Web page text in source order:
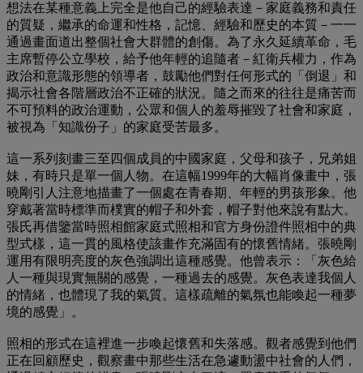
想法在某種意義上完全是他自己的經驗表達－家庭義務和責任
的質疑，繼承的命運和性格，記憶、經驗和歷史的本質－一一
通過畫面道出整個社會大群體的創傷。為了永久延續革命，毛
主席暫停公立學校，給予他年輕的追隨者－紅衛兵權力，作為
政治和意識形態的領導者，鼓勵他們對任何形式的「倒退」和
揭示社會各階層政治不正確的狀況。隨之而來的往往是痛苦而
不可預料的政治運動，公眾和個人的羞辱摧毀了社會和家庭，
被視為「知識份子」的家庭受苦最多。
這一系列刻畫三至四個成員的中國家庭，父母和孩子，兄弟姐
妹，有時只是單一個人物。在這幅1999年的大幅肖像畫中，張
曉剛引人注意地描畫了一個處在青春期、年輕的男孩形象。他
穿戴著當時標準而樸實的帽子和外套，帽子對他來說有點大。
張氏再借鑒當時照相館家庭式照相和官方身份證件照相中的典
型式樣，這一貫的風格使該畫作充滿固有的懷舊情緒。張曉剛
運用有限明亮度的灰色強調出這種感覺。他曾表示：「灰色給
人一種與現實無關的感覺，一種過去的感覺。灰色表達我個人
的情緒，也體現了我的氣質。這樣疏離的氣氛也能喚起一種夢
境的感覺」。
照相的形式在這裡進一步喚起懷舊和失落感。觀者感覺到他們
正在回顧歷史，觀察畫中那些生活在急遽動盪中社會的人們，